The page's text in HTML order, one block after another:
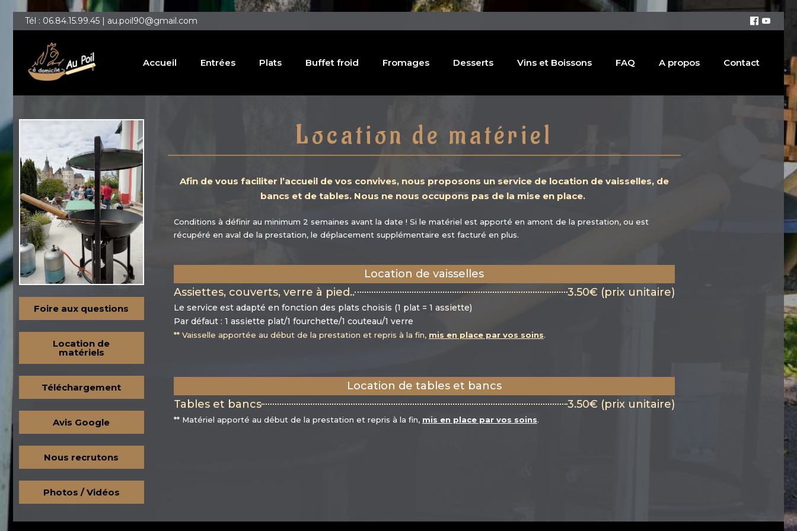
Tél : 06.84.15.99.45 | au.poil90@gmail.com
Accueil Entrées Plats Buffet froid Fromages Desserts Vins et Boissons FAQ A propos Contact
Foire aux questions
Location de
matériels
Téléchargement
Avis Google
Nous recrutons
Photos / Vidéos
Location de matériel
Afin de vous faciliter l’accueil de vos convives, nous proposons un service de location de vaisselles, de
bancs et de tables. Nous ne nous occupons pas de la mise en place.
Conditions à définir au minimum 2 semaines avant la date ! Si le matériel est apporté en amont de la prestation, ou est
récupéré en aval de la prestation, le déplacement supplémentaire est facturé en plus.
Location de vaisselles
Assiettes, couverts, verre à pied..
3.50€ (prix unitaire)
Le service est adapté en fonction des plats choisis (1 plat = 1 assiette)
Par défaut : 1 assiette plat/1 fourchette/1 couteau/1 verre
** Vaisselle apportée au début de la prestation et repris à la fin, mis en place par vos soins.
Location de tables et bancs
Tables et bancs
3.50€ (prix unitaire)
** Matériel apporté au début de la prestation et repris à la fin, mis en place par vos soins.